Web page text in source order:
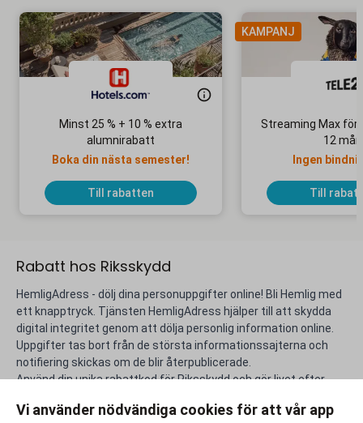
Rabatt hos Riksskydd
HemligAdress - dölj dina personuppgifter online! Bli Hemlig med
ett knapptryck. Tjänsten HemligAdress hjälper till att skydda
digital integritet genom att dölja personlig information online.
Uppgifter tas bort från de största informationssajterna och
notifiering skickas om de blir återpublicerade.
Använd din unika rabattkod för Riksskydd och gör livet efter
Minst 25 % + 10 % extra
alumnirabatt
Boka din nästa semester!
Till rabatten
KAMPANJ
Streaming Max för
12 mån
Ingen
Till
Vi använder nödvändiga cookies för att vår app